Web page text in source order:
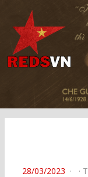
Kênh chia sẻ tri thức
POSTED
28/03/2023